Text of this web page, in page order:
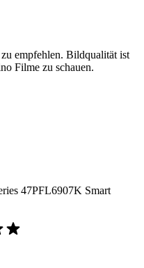
empfehlen. Bildqualität ist
Filme zu schauen.
47PFL6907K Smart